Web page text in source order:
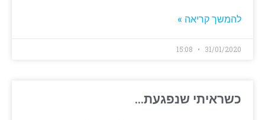
להמשך קריאה »
31/01/2020
כשראיתי שנפגעת…